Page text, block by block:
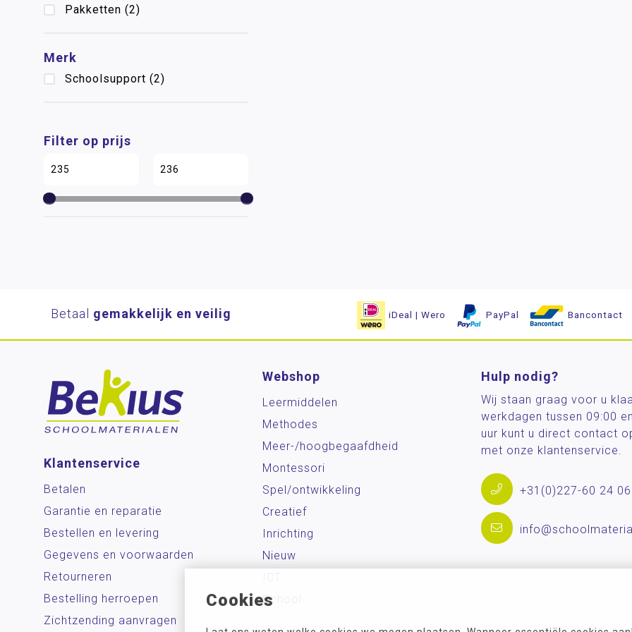
Cookies
Pakketten (2)
Merk
Schoolsupport (2)
Filter op prijs
Betaal gemakkelijk en veilig iDeal | Wero PayPal Bancontact
Klantenservice
Betalen
Garantie en reparatie
Bestellen en levering
Gegevens en voorwaarden
Retourneren
Bestelling herroepen
Zichtzending aanvragen
Webshop
Leermiddelen
Methodes
Meer-/hoog­begaafdheid
Montessori
Spel/ontwikkeling
Creatief
Inrichting
Nieuw
School
Hulp nodig?
Wij staan graag voor u
werkdagen tussen 09:00
uur kunt u direct contact
met onze klantenservice.
+31(0)227-60 24 06